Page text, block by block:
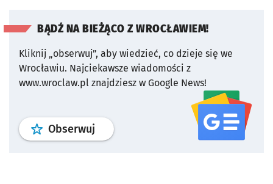
BĄDŹ NA BIEŻĄCO Z WROCŁAWIEM!
Kliknij „obserwuj”, aby wiedzieć, co dzieje się we
Wrocławiu. Najciekawsze wiadomości z
www.wroclaw.pl znajdziesz w Google News!
Obserwuj profil serwisu